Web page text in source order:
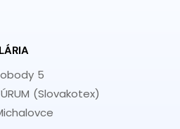
5
(Slovakotex)